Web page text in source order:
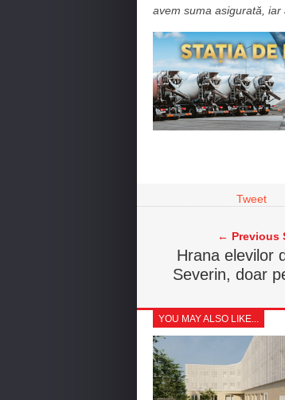
avem suma asigurată, iar
Tweet
← Previous
Hrana elevilor
Severin, doar
YOU MAY ALSO LIKE...